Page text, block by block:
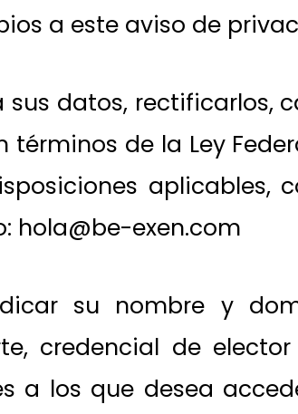
a este aviso de
datos, rectificarlos,
de la Ley
hola@be-exen.com
su nombre y
credencial de
a los que desea